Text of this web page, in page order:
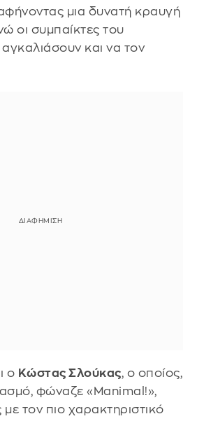
μια δυνατή κραυγή
οι συμπαίκτες του
και να τον
ο Κώστας Σλούκας, ο οποίος,
φώναζε «Manimal!»,
τον πιο χαρακτηριστικό